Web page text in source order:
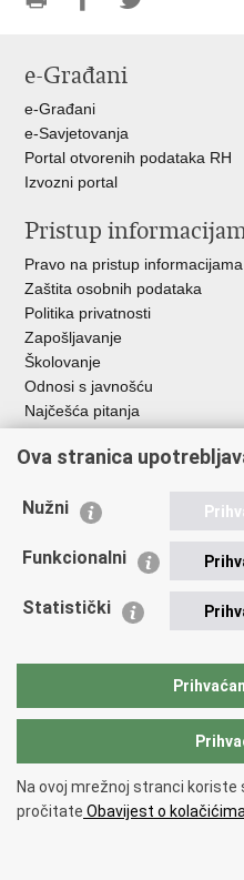
FacebookuTwitteru
e-Građani
e-Građani
e-Savjetovanja
Portal otvorenih podataka RH
Izvozni portal
Pristup
Pravo na pristup informacijama
Zaštita osobnih podataka
Politika privatnosti
Zapošljavanje
Školovanje
Odnosi s javnošću
Najčešća pitanja
Važne poveznice
EMN Nacionalna kontaktna
Policijska akademija
Zaklada policijske solidarnosti
Sindikati
Copyright © 2026 Ravnateljstvo
pristupačnosti.
Ova stranica
Nužni
Funkcionalni
Statistički
Na ovoj mrežnoj stranci koriste
pročitate Obavijest o kolačićima.